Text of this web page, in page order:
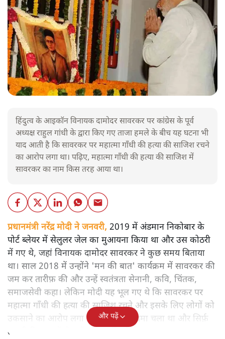
हिंदुत्व के आइकॉन विनायक दामोदर सावरकर पर कांग्रेस के पूर्व
अध्यक्ष राहुल गांधी के द्वारा किए गए ताजा हमले के बीच यह घटना भी
याद आती है कि सावरकर पर महात्मा गाँधी की हत्या की साजिश रचने
का आरोप लगा था। पढ़िए, महात्मा गाँधी की हत्या की साजिश में
सावरकर का नाम किस तरह आया था।
प्रधानमंत्री नरेंद्र मोदी ने जनवरी, 2019 में अंडमान निकोबार के
पोर्ट ब्लेयर में सेलुलर जेल का मुआयना किया था और उस कोठरी
में गए थे, जहां विनायक दामोदर सावरकर ने कुछ समय बिताया
था। साल 2018 में उन्होंने 'मन की बात' कार्यक्रम में सावरकर की
जम कर तारीफ़ की और उन्हें स्वतंत्रता सेनानी, कवि, चिंतक,
समाजसेवी कहा। लेकिन मोदी यह भूल गए थे कि सावरकर पर
महात्मा गाँधी की हत्या की साजिश रचने और इसके लिए लोगों को
उकसाने का आरोप लगा था, उन पर मुक़दमा चला था और सिर्फ़
तकनीकी कारणों से उन्हें सज़ा नहीं हुई थी।
और पढ़ें